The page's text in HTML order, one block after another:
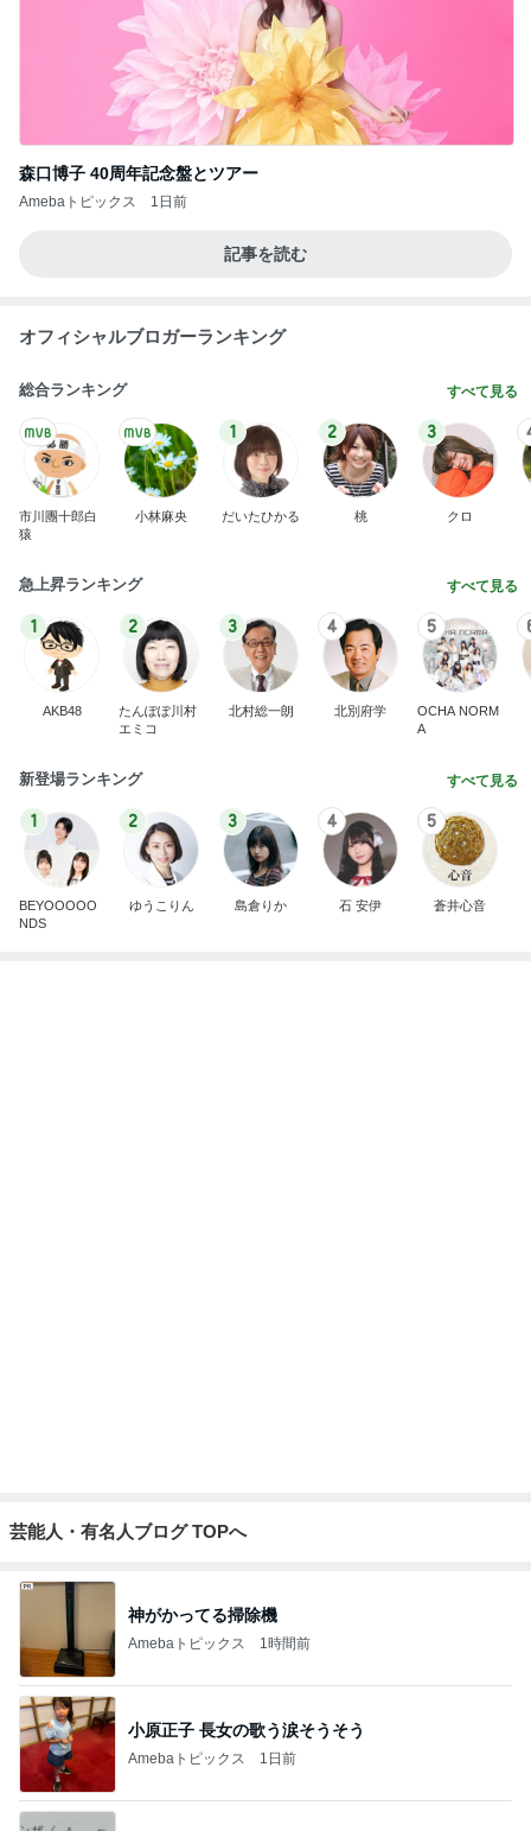
森口博子 40周年記念盤とツアー
Amebaトピックス 1日前
記事を読む
オフィシャルブロガーランキング
総合ランキング すべて見る
市川團十郎白
猿
小林麻央
1
だいたひかる
2
桃
3
クロ
急上昇ランキング すべて見る
1
AKB48
2
たんぽぽ川村
エミコ
3
北村総一朗
4
北別府学
5
OCHA NORM
A
新登場ランキング すべて見る
1
BEYOOOOO
NDS
2
ゆうこりん
3
島倉りか
4
石 安伊
5
蒼井心音
芸能人・有名人ブログ TOPへ
神がかってる掃除機
Amebaトピックス 1時間前
小原正子 長女の歌う涙そうそう
Amebaトピックス 1日前